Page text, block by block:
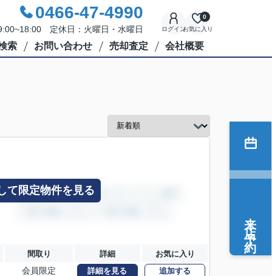
0466-47-4990
定休日：火曜日・水曜日 ログインお気に入り
0
索 お問い合わせ 売却査定 会社概要
て限定物件を見る
間取り 詳細 お気に入り
会員限定 詳細を見る 追加する
来店予約